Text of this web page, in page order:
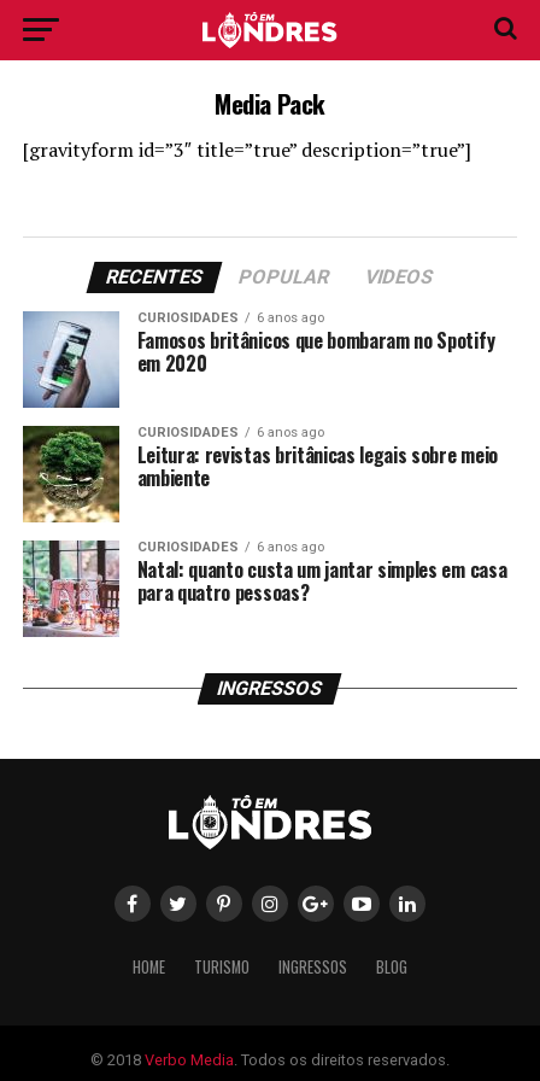
Media Pack
[gravityform id=”3″ title=”true” description=”true”]
RECENTES POPULAR VIDEOS
CURIOSIDADES 6 anos ago
Famosos britânicos que bombaram no Spotify
em 2020
CURIOSIDADES 6 anos ago
Leitura: revistas britânicas legais sobre meio
ambiente
CURIOSIDADES 6 anos ago
Natal: quanto custa um jantar simples em casa
para quatro pessoas?
INGRESSOS
HOME TURISMO INGRESSOS BLOG
© 2018 Verbo Media. Todos os direitos reservados.